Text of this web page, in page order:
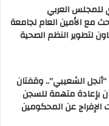
للمجلس العربي
مع الأمين العام لجامعة
لتطوير النظم الصحية
الشعيبي”.. وقفتان
بإعادة متهمة للسجن
عن المحكومين